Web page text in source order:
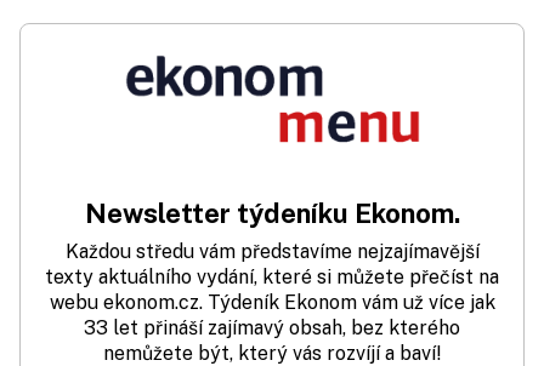
Newsletter týdeníku Ekonom.
Každou středu vám představíme nejzajímavější
texty aktuálního vydání, které si můžete přečíst na
webu ekonom.cz. Týdeník Ekonom vám už více jak
33 let přináší zajímavý obsah, bez kterého
nemůžete být, který vás rozvíjí a baví!